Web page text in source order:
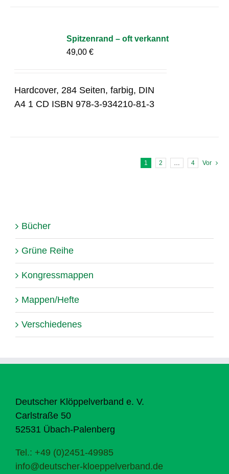
Spitzenrand – oft verkannt
49,00€
Hardcover, 284 Seiten, farbig, DIN
A4 1 CD ISBN 978-3-934210-81-3
1 2 4 Vor
Bücher
Grüne Reihe
Kongressmappen
Mappen/Hefte
Verschiedenes
Deutscher Klöppelverband e. V.
Carlstraße 50
52531 Übach-Palenberg
Tel.: +49 (0)2451-49985
info@deutscher-kloeppelverband.de